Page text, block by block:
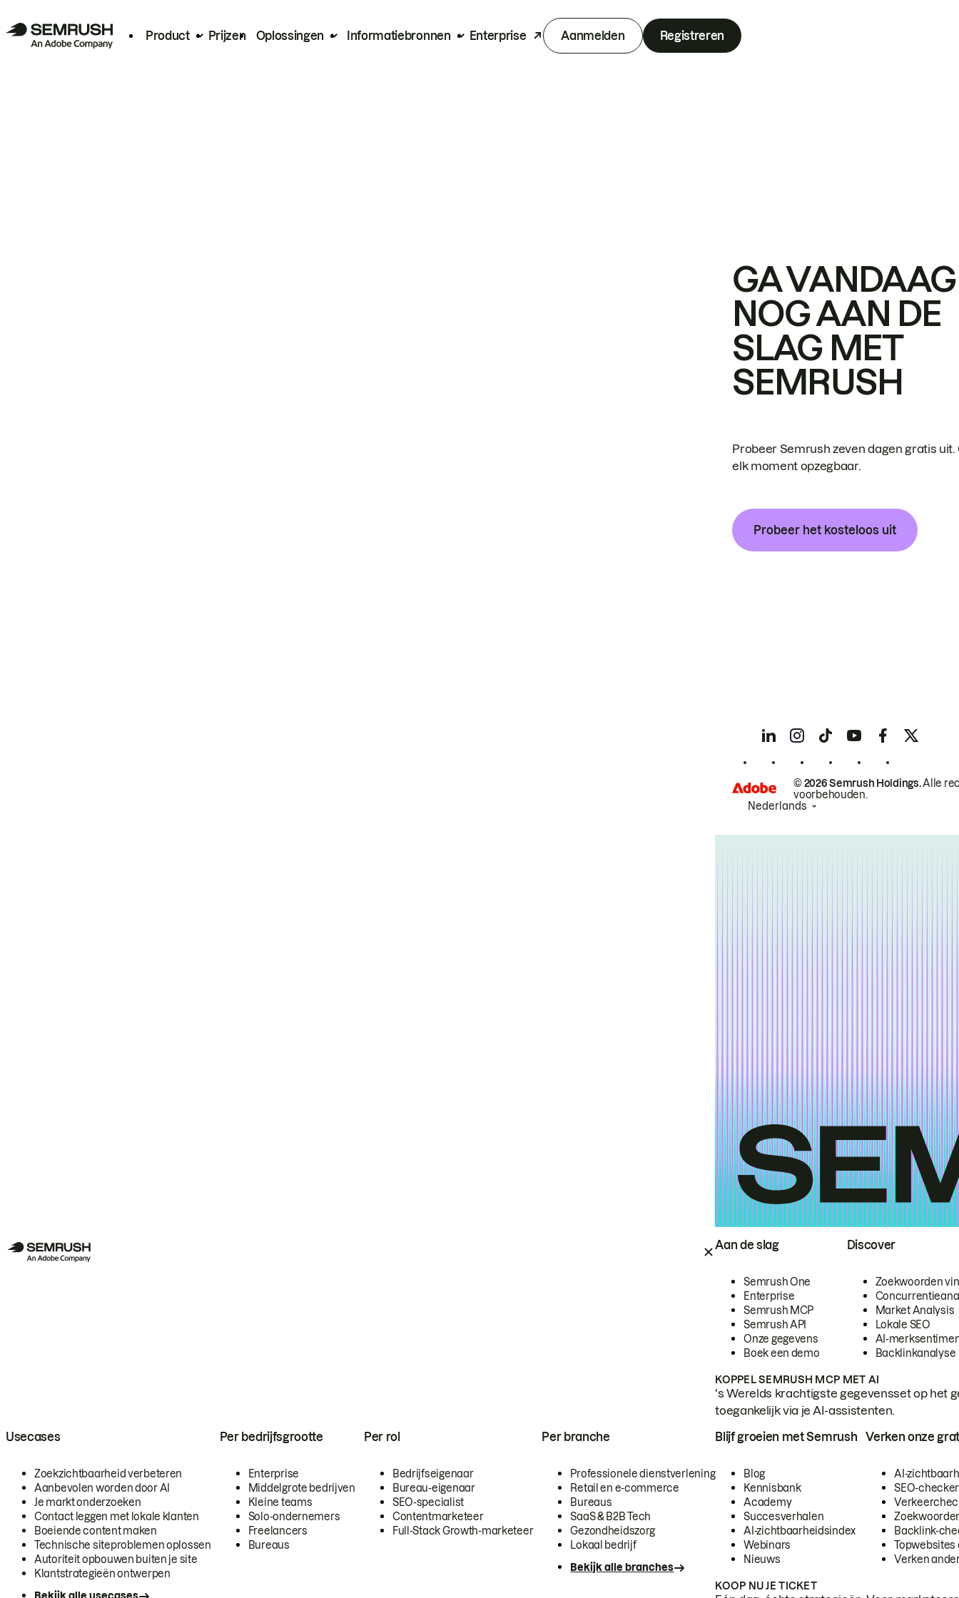
Product Prijzen Oplossingen Informatiebronnen Enterprise Aanmelden Registreren
Aan de slag
Semrush One
Enterprise
Semrush MCP
Semrush API
Onze gegevens
Boek een demo
Discover
Zoekwoorden
Market Analysis
Lokale SEO
AI-
Backlinkanalyse
KOPPEL SEMRUSH MCP MET AI
's Werelds krachtigste gegevensset op het
toegankelijk via je AI-assistenten.
Usecases
Zoekzichtbaarheid verbeteren
Aanbevolen worden door AI
Je markt onderzoeken
Contact leggen met lokale klanten
Boeiende content maken
Technische siteproblemen oplossen
Autoriteit opbouwen buiten je site
Klantstrategieën ontwerpen
Per bedrijfsgrootte
Enterprise
Middelgrote bedrijven
Kleine teams
Solo-ondernemers
Freelancers
Bureaus
Per rol
Bedrijfseigenaar
Bureau-eigenaar
SEO-specialist
Contentmarketeer
Full-Stack Growth-marketeer
Per branche
Professionele dienstverlening
Retail en e-commerce
Bureaus
SaaS & B2B Tech
Gezondheidszorg
Lokaal bedrijf
Bekijk alle branches
Blijf groeien met Semrush
Blog
Kennisbank
Academy
Succesverhalen
AI-zichtbaarheidsindex
Webinars
Nieuws
Verken onze
AI-
SEO-checker
Backlink-
Topwebsites
Verken
KOOP NU JE TICKET
GA VANDAAG
NOG AAN DE
SLAG MET
SEMRUSH
Probeer Semrush zeven dagen gratis uit.
elk moment opzegbaar.
Probeer het kosteloos uit
© 2026 Semrush Holdings.Alle
voorbehouden.
Nederlands